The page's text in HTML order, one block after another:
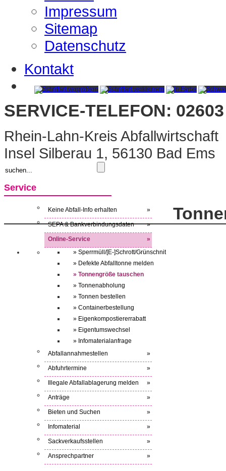
Impressum
Sitemap
Datenschutz
Kontakt
SERVICE-TELEFON:
Rhein-Lahn-Kreis Abfallwirtschaft
Insel Silberau 1, 56130 Bad Ems
Service
Keine Abfall-Info erhalten »
SEPA & Bankverbindungsdaten »
Online-Service
»
» Sperrmüll/[E-]Schrott/Grünschnit
» Defekte Abfalltonne melden
» Tonnengröße tauschen
» Tonnenabholung
» Tonnen bestellen
» Containerbestellung
» Eigenkompostiererrabatt
» Eigentumswechsel
» Infomaterialanfrage
Abfallannahmestellen
»
Abfuhrtermine »
Illegale Abfallablagerung melden »
Anträge »
Bieten und Suchen »
Infomaterial »
Sackverkaufsstellen »
Ansprechpartner »